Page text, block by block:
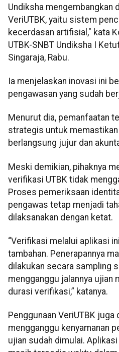
Undiksha mengembangkan
VeriUTBK, yaitu sistem
kecerdasan artifisial," kata
UTBK-SNBT Undiksha I
Singaraja, Rabu.
Ia menjelaskan inovasi ini
pengawasan yang sudah
Menurut dia, pemanfaatan
strategis untuk
berlangsung jujur dan
Meski demikian, pihaknya
verifikasi UTBK tidak
Proses pemeriksaan
pengawas tetap menjadi
dilaksanakan dengan ketat.
“Verifikasi melalui aplikasi
tambahan. Penerapannya
dilakukan secara sampling
mengganggu jalannya ujian
durasi verifikasi,” katanya.
Penggunaan VeriUTBK juga
mengganggu kenyamanan
ujian sudah dimulai.